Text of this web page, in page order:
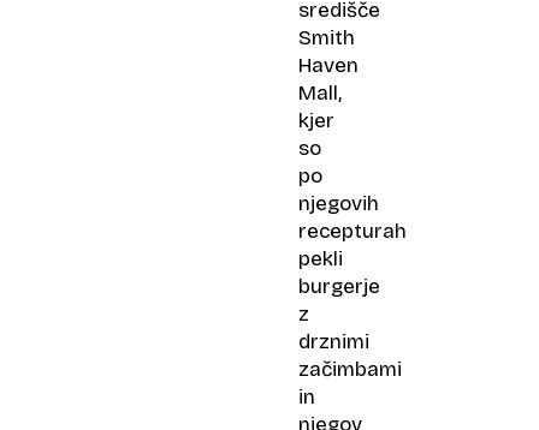
središče
Smith
Haven
Mall,
kjer
so
po
njegovih
recepturah
pekli
burgerje
z
drznimi
začimbami
in
njegov